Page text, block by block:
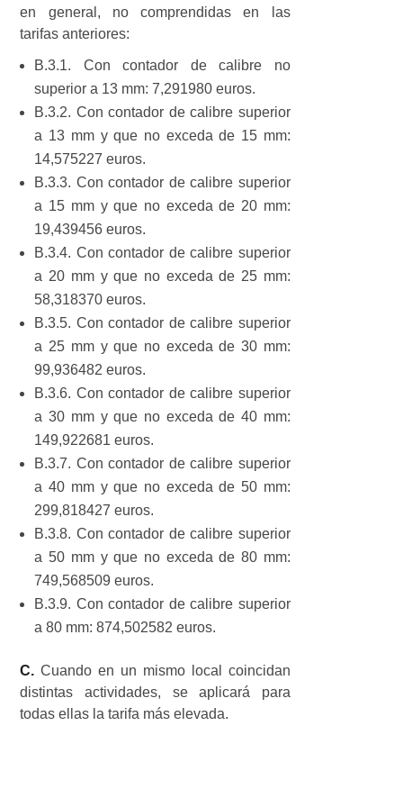
en general, no comprendidas en las
tarifas anteriores:
B.3.1. Con contador de calibre no
superior a 13 mm: 7,291980 euros.
B.3.2. Con contador de calibre superior
a 13 mm y que no exceda de 15 mm:
14,575227 euros.
B.3.3. Con contador de calibre superior
a 15 mm y que no exceda de 20 mm:
19,439456 euros.
B.3.4. Con contador de calibre superior
a 20 mm y que no exceda de 25 mm:
58,318370 euros.
B.3.5. Con contador de calibre superior
a 25 mm y que no exceda de 30 mm:
99,936482 euros.
B.3.6. Con contador de calibre superior
a 30 mm y que no exceda de 40 mm:
149,922681 euros.
B.3.7. Con contador de calibre superior
a 40 mm y que no exceda de 50 mm:
299,818427 euros.
B.3.8. Con contador de calibre superior
a 50 mm y que no exceda de 80 mm:
749,568509 euros.
B.3.9. Con contador de calibre superior
a 80 mm: 874,502582 euros.
C. Cuando en un mismo local coincidan
distintas actividades, se aplicará para
todas ellas la tarifa más elevada.